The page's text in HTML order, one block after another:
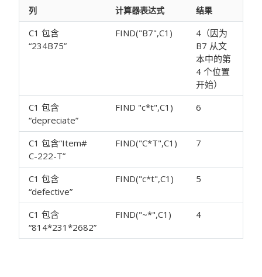
列 计算器表达式 结果
C1 包含
“234B75”
FIND("B7",C1)
4（因为
B7 从文
本中的第
4 个位置
开始）
C1 包含
“depreciate”
FIND "c*t",C1) 6
C1 包含“Item#
C-222-T”
FIND("C*T",C1) 7
C1 包含
“defective”
FIND("c*t",C1) 5
C1 包含
“814*231*2682”
FIND("~*",C1) 4